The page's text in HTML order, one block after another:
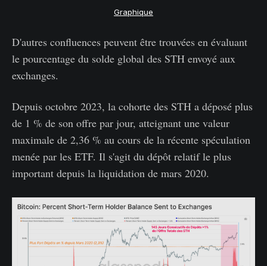
Graphique
D'autres confluences peuvent être trouvées en évaluant
le pourcentage du solde global des STH envoyé aux
exchanges.
Depuis octobre 2023, la cohorte des STH a déposé plus
de 1 % de son offre par jour, atteignant une valeur
maximale de 2,36 % au cours de la récente spéculation
menée par les ETF. Il s'agit du dépôt relatif le plus
important depuis la liquidation de mars 2020.